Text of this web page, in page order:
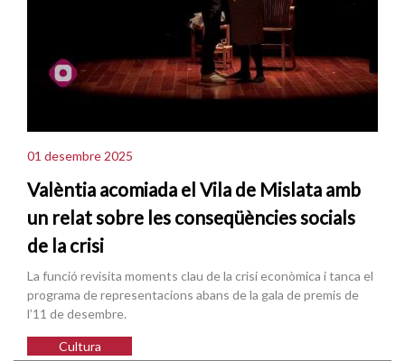
01 desembre 2025
Valèntia acomiada el Vila de Mislata amb
un relat sobre les conseqüències socials
de la crisi
La funció revisita moments clau de la crisi econòmica i tanca el
programa de representacions abans de la gala de premis de
l’11 de desembre.
Cultura